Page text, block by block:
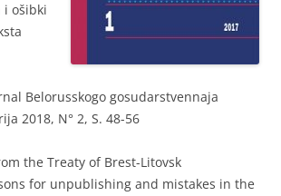
i ošibki
Belorusskogo gosudarstvennaja
2018, N° 2, S. 48-56
the Treaty of Brest-Litovsk
for unpublishing and mistakes in the